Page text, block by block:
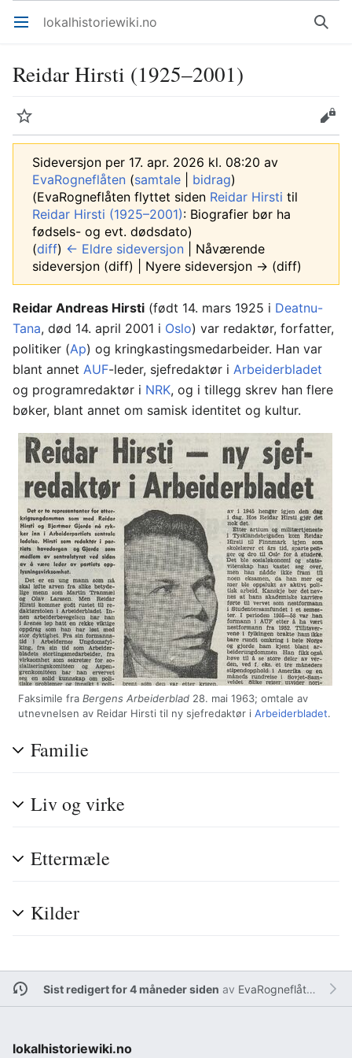
Åpne hovedmenyen lokalhistoriewiki.no Søk
Reidar Hirsti (1925–2001)
Overvåk Rediger
Sideversjon per 17. apr. 2026 kl. 08:20 av
EvaRogneflåten (samtale bidrag)
(EvaRogneflåten flyttet siden Reidar Hirsti til
Reidar Hirsti (1925–2001): Biografier bør ha
fødsels- og evt. dødsdato)
(diff) ← Eldre sideversjon | Nåværende
sideversjon (diff) | Nyere sideversjon → (diff)
Reidar Andreas Hirsti (født 14. mars 1925 i Deatnu-
Tana, død 14. april 2001 i Oslo) var redaktør, forfatter,
politiker (Ap) og kringkastingsmedarbeider. Han var
blant annet AUF-leder, sjefredaktør i Arbeiderbladet
og programredaktør i NRK, og i tillegg skrev han flere
bøker, blant annet om samisk identitet og kultur.
Faksimile fra Bergens Arbeiderblad 28. mai 1963; omtale av
utnevnelsen av Reidar Hirsti til ny sjefredaktør i Arbeiderbladet.
Familie
Liv og virke
Ettermæle
Kilder
Sist redigert for 4 måneder siden av EvaRogneflåten
lokalhistoriewiki.no